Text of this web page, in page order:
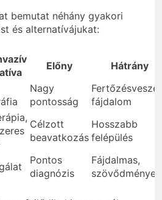
bemutat néhány gyakori
és alternatívájukat:
Előny
Hátrány
Nagy
pontosság
fájdalom
Célzott
beavatkozás
Hosszabb
felépülés
Pontos
diagnózis
Fájdalmas,
szövődmények